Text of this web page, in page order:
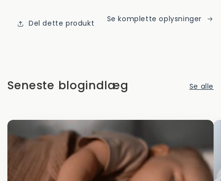
Del dette produkt Se komplette oplysninger
Seneste blogindlæg Se alle